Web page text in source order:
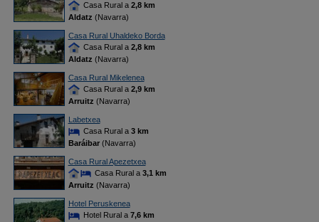
Casa Rural a 2,8 km
Aldatz (Navarra)
Casa Rural Uhaldeko Borda
Casa Rural a 2,8 km
Aldatz (Navarra)
Casa Rural Mikelenea
Casa Rural a 2,9 km
Arruitz (Navarra)
Labetxea
Casa Rural a 3 km
Baráibar(Navarra)
Casa Rural Apezetxea
Casa Rural a 3,1 km
Arruitz (Navarra)
Hotel Peruskenea
Hotel Rural a 7,6 km